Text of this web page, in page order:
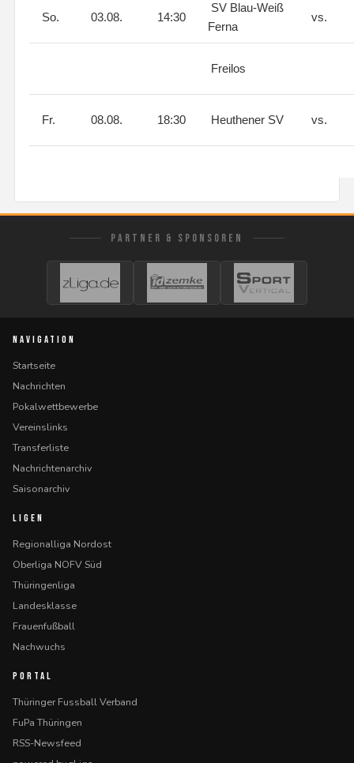
So. 03.08. 14:30
SV Blau-Weiß
Ferna
vs.
Freilos
Fr. 08.08. 18:30 Heuthener SV vs.
PARTNER & SPONSOREN
NAVIGATION
Startseite
Nachrichten
Pokalwettbewerbe
Vereinslinks
Transferliste
Nachrichtenarchiv
Saisonarchiv
LIGEN
Regionalliga Nordost
Oberliga NOFV Süd
Thüringenliga
Landesklasse
Frauenfußball
Nachwuchs
PORTAL
Thüringer Fussball Verband
FuPa Thüringen
RSS-Newsfeed